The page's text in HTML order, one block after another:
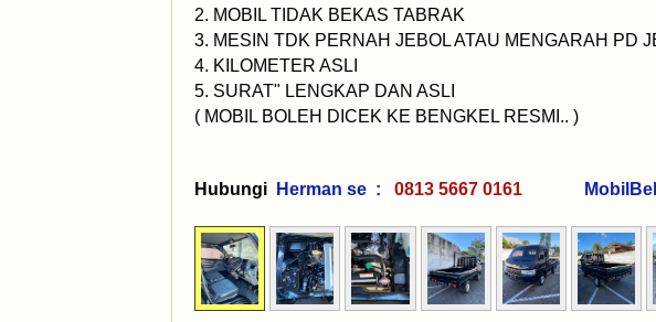
2. MOBIL TIDAK BEKAS TABRAK
3. MESIN TDK PERNAH JEBOL ATAU MENGARAH PD
4. KILOMETER ASLI
5. SURAT" LENGKAP DAN ASLI
( MOBIL BOLEH DICEK KE BENGKEL RESMI.. )
Hubungi Herman se : 0813 5667 0161